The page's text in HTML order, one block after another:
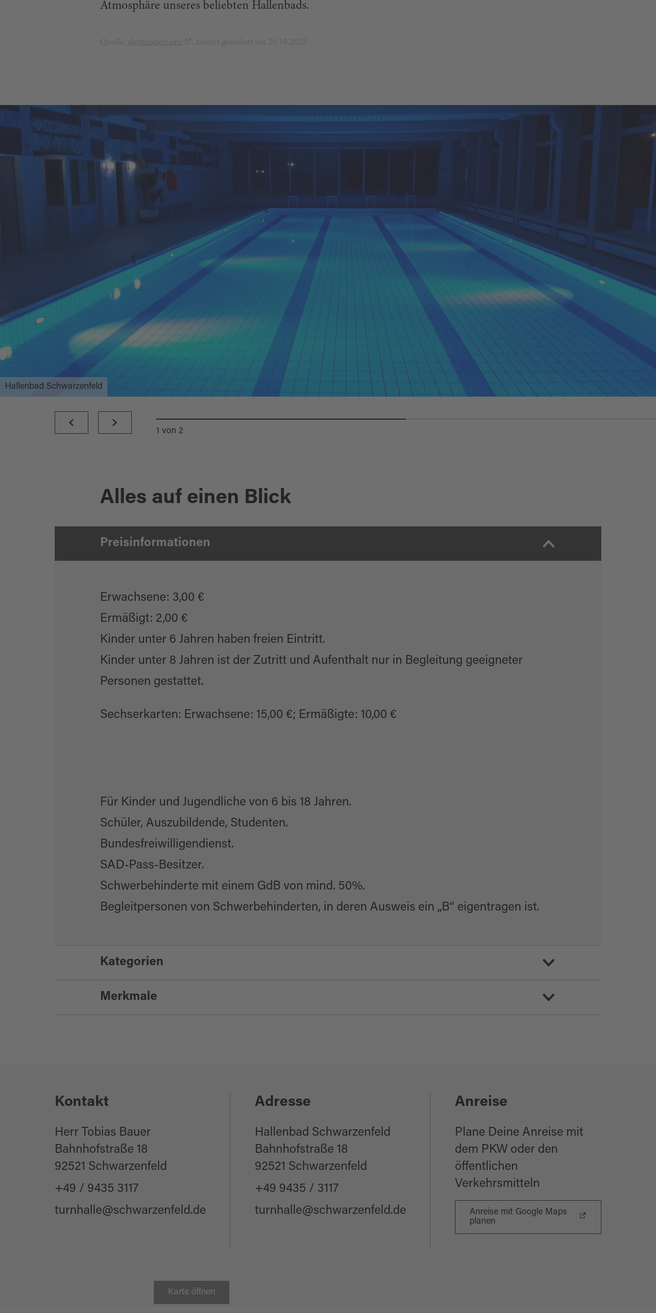
Atmosphäre unseres beliebten Hallenbads.
Hallenbad Schwarzenfeld
1 von 2
Alles auf einen Blick
Preisinformationen
Erwachsene: 3,00 €
Ermäßigt: 2,00 €
Kinder unter 6 Jahren haben freien Eintritt.
Kinder unter 8 Jahren ist der Zutritt und Aufenthalt nur in Begleitung geeigneter
Personen gestattet.
Sechserkarten: Erwachsene: 15,00 €; Ermäßigte: 10,00 €
Für Kinder und Jugendliche von 6 bis 18 Jahren.
Schüler, Auszubildende, Studenten.
Bundesfreiwilligendienst.
SAD-Pass-Besitzer.
Schwerbehinderte mit einem GdB von mind. 50%.
Begleitpersonen von Schwerbehinderten, in deren Ausweis ein „B“ eigentragen ist.
Kategorien
Merkmale
für Familien
Kontakt
Herr Tobias Bauer
Bahnhofstraße 18
92521 Schwarzenfeld
+49 / 9435 3117
turnhalle@schwarzenfeld.de
Adresse
Hallenbad Schwarzenfeld
Bahnhofstraße 18
92521 Schwarzenfeld
+49 9435 / 3117
turnhalle@schwarzenfeld.de
Anreise
Plane Deine Anreise mit
dem PKW oder den
öffentlichen
Verkehrsmitteln
Anreise mit Google Maps
planen
Karte öffnen